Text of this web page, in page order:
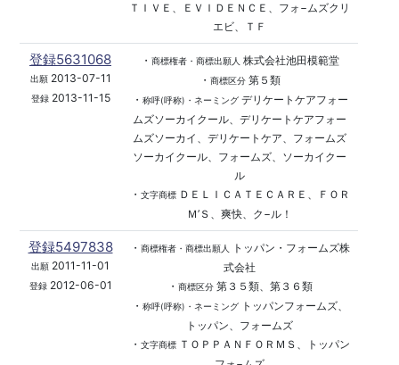
ＴＩＶＥ、ＥＶＩＤＥＮＣＥ、フォ−ムズクリ
エビ、ＴＦ
登録5631068
出願2013-07-11
登録2013-11-15
・ 商標権者・商標出願人 株式会社池田模範堂
・ 商標区分第５類
・ 称呼(呼称)・ネーミングデリケートケアフォー
ムズソーカイクール、デリケートケアフォー
ムズソーカイ、デリケートケア、フォームズ
ソーカイクール、フォームズ、ソーカイクー
ル
・ 文字商標ＤＥＬＩＣＡＴＥＣＡＲＥ、ＦＯＲ
Ｍ’Ｓ、爽快、ク−ル！
登録5497838
出願 2011-11-01
登録2012-06-01
・ 商標権者・商標出願人
トッパン・フォームズ株
式会社
・ 商標区分第３５類、第３６類
・ 称呼(呼称)・ネーミングトッパンフォームズ、
トッパン、フォームズ
・ 文字商標ＴＯＰＰＡＮＦＯＲＭＳ、トッパン